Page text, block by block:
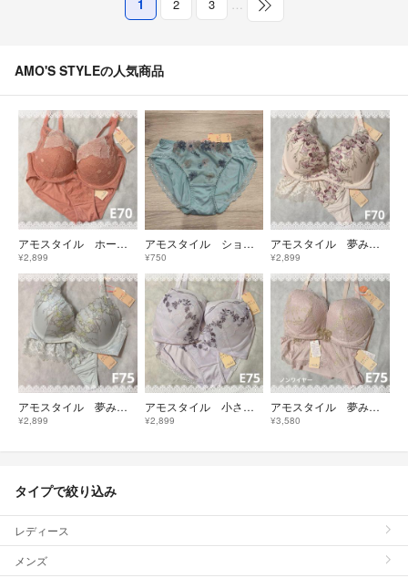
1 2 3 …
AMO'S STYLEの人気商品
アモスタイル ホープブラ＆ショーツ E70 新品 匿名配送
¥2,899
アモスタイル ショーツ パンツ アンダーウェア
¥750
アモスタイル 夢みるブラDeepV＆ショーツ F70 新品 匿名配送 ピンク系
¥2,899
アモスタイル 夢みるブラDeepV＆ショーツ F75 新品 匿名配送 ブルー系
¥2,899
アモスタイル 小さく包み込むブラ＆ショーツ E75 新品 匿名配送 パープル系
¥2,899
アモスタイル 夢みるブラノンワイヤー＆ショーツ＆Tバック E75 新品 匿名配送
¥3,580
タイプで絞り込み
レディース
メンズ